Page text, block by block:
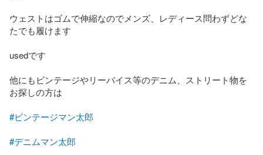
ウェストはゴムで伸縮なのでメンズ、レディース問わずどな
たでも履けます
usedです
他にもビンテージやリーバイス等のデニム、ストリート物を
お探しの方は
#ビンテージマン太郎
#デニムマン太郎